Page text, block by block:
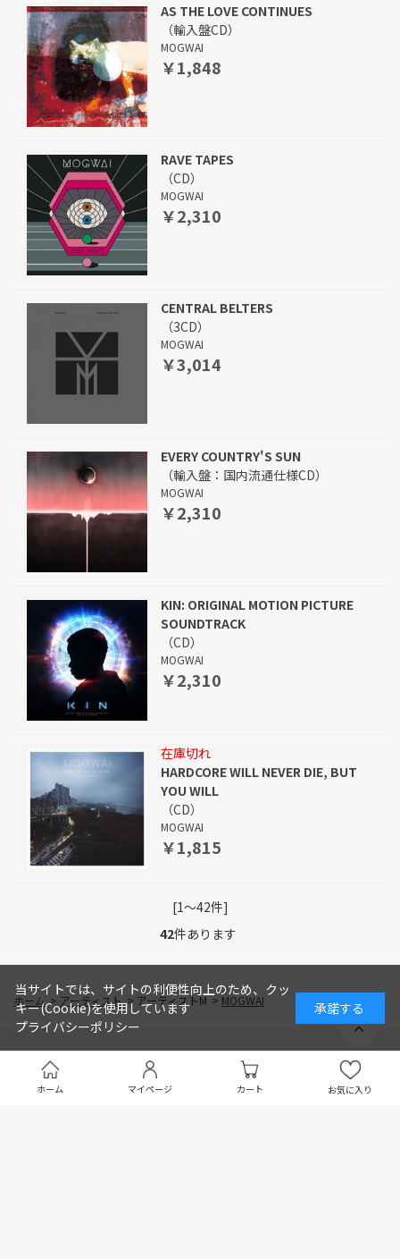
ホーム マイページ カート お気に入り
AS THE LOVE CONTINUES
（輸入盤CD）
MOGWAI
￥1,848
RAVE TAPES
（CD）
MOGWAI
￥2,310
CENTRAL BELTERS
（3CD）
MOGWAI
￥3,014
EVERY COUNTRY'S SUN
（輸入盤：国内流通仕様CD）
MOGWAI
￥2,310
KIN: ORIGINAL MOTION PICTURE
SOUNDTRACK
（CD）
MOGWAI
￥2,310
在庫切れ
HARDCORE WILL NEVER DIE, BUT
YOU WILL
（CD）
MOGWAI
￥1,815
[1～42件]
42件あります
ホーム >アーティスト > アーティストM > MOGWAI
当サイトでは、サイトの利便性向上のため、クッ
キー(Cookie)を使用しています
プライバシーポリシー
承諾する